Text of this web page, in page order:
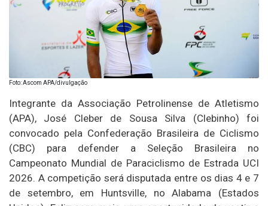
Foto: Ascom APA/divulgação
Integrante da Associação Petrolinense de Atletismo
(APA), José Cleber de Sousa Silva (Clebinho) foi
convocado pela Confederação Brasileira de Ciclismo
(CBC) para defender a Seleção Brasileira no
Campeonato Mundial de Paraciclismo de Estrada UCI
2026. A competição será disputada entre os dias 4 e 7
de setembro, em Huntsville, no Alabama (Estados